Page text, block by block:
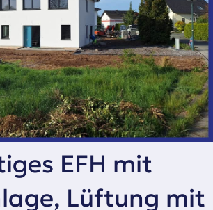
EFH mit
Lüftung mit